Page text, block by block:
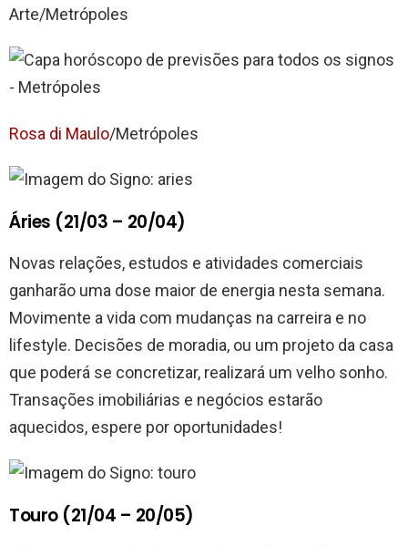
Arte/Metrópoles
Rosa di Maulo/Metrópoles
Áries (21/03 – 20/04)
Novas relações, estudos e atividades comerciais
ganharão uma dose maior de energia nesta semana.
Movimente a vida com mudanças na carreira e no
lifestyle. Decisões de moradia, ou um projeto da casa
que poderá se concretizar, realizará um velho sonho.
Transações imobiliárias e negócios estarão
aquecidos, espere por oportunidades!
Touro (21/04 – 20/05)